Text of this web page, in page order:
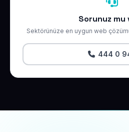
Sorunuz mu
Sektörünüze en uygun web
444 0